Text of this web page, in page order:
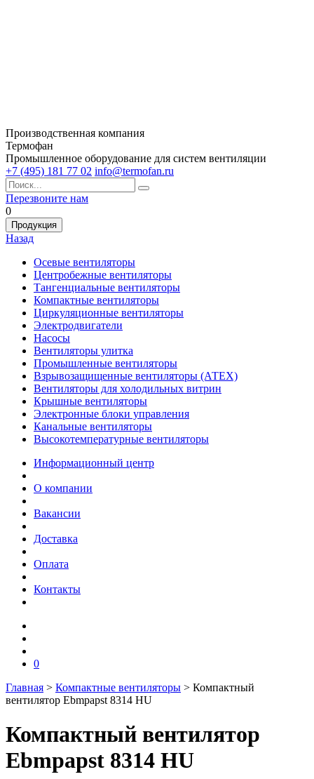
Производственная компания
Термофан
Промышленное оборудование для систем вентиляции
+7 (495) 181 77 02 info@termofan.ru
Перезвоните нам
0
Продукция
Назад
Осевые вентиляторы
Центробежные вентиляторы
Тангенциальные вентиляторы
Компактные вентиляторы
Циркуляционные вентиляторы
Электродвигатели
Насосы
Вентиляторы улитка
Промышленные вентиляторы
Взрывозащищенные вентиляторы (АТЕХ)
Вентиляторы для холодильных витрин
Крышные вентиляторы
Электронные блоки управления
Канальные вентиляторы
Высокотемпературные вентиляторы
Информационный центр
О компании
Вакансии
Доставка
Оплата
Контакты
0
Главная > Компактные вентиляторы > Компактный
вентилятор Ebmpapst 8314 HU
Компактный вентилятор
Ebmpapst 8314 HU